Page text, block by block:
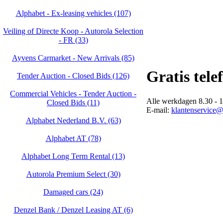
Alphabet - Ex-leasing vehicles (107)
Veiling of Directe Koop - Autorola Selection
- FR (33)
Ayvens Carmarket - New Arrivals (85)
Tender Auction - Closed Bids (126)
Commercial Vehicles - Tender Auction -
Closed Bids (11)
Alphabet Nederland B.V. (63)
Alphabet AT (78)
Alphabet Long Term Rental (13)
Autorola Premium Select (30)
Damaged cars (24)
Denzel Bank / Denzel Leasing AT (6)
Gratis
Alle werkdagen 8.30 -
E-mail: